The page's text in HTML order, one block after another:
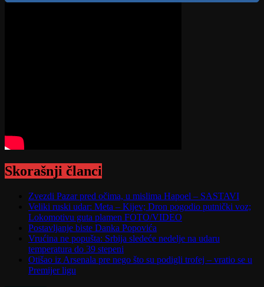
Skorašnji članci
Zvezdi Pazar pred očima, u mislima Hapoel – SASTAVI
Veliki ruski udar: Meta – Kijev; Dron pogodio putnički voz;
Lokomotivu guta plamen FOTO/VIDEO
Postavljanje biste Danka Popovića
Vrućina ne popušta: Srbija sledeće nedelje na udaru
temperatura do 39 stepeni
Otišao iz Arsenala pre nego što su podigli trofej – vratio se u
Premijer ligu